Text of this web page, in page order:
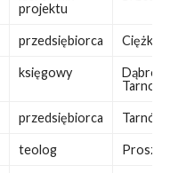
projektu
przedsiębiorca
księgowy
przedsiębiorca Tarnów
teolog